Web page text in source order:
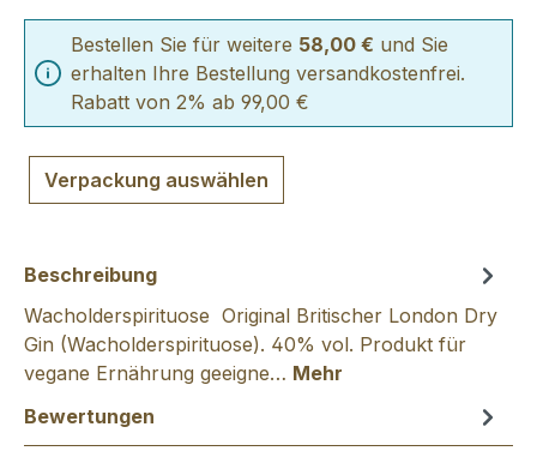
Bestellen Sie für weitere 58,00 € und Sie
erhalten Ihre Bestellung versandkostenfrei.
Rabatt von 2% ab 99,00 €
Verpackung auswählen
Beschreibung
Wacholderspirituose Original Britischer London Dry
Gin (Wacholderspirituose). 40% vol. Produkt für
vegane Ernährung geeigne… Mehr
Bewertungen